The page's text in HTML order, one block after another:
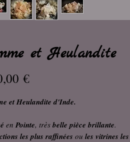
et Heulandite
€Prix
et Heulandite d'Inde.
en Pointe, très belle pièce brillante.
les plus raffinées ou les vitrines les